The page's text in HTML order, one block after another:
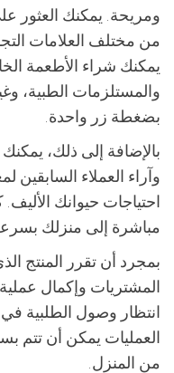
ومريحة. يمكنك العثور
من مختلف العلامات
يمكنك شراء الأطعمة
والمستلزمات الطبية،
بضغطة زر واحدة.
بالإضافة إلى ذلك،
وآراء العملاء
احتياجات حيوانك
مباشرة إلى منزلك
بمجرد أن تقرر المنتج
المشتريات وإكمال
انتظار وصول
العمليات يمكن أن تتم
من المنزل.